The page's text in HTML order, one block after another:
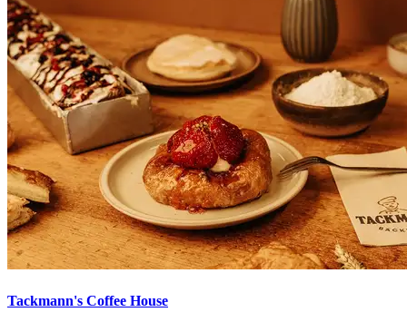
Tackmann's Coffee House